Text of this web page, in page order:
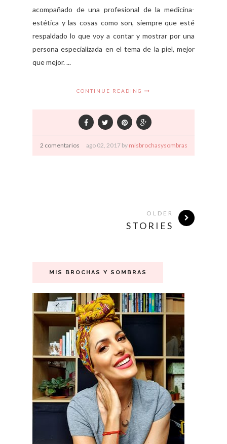
acompañado de una profesional de la medicina-
estética y las cosas como son, siempre que esté
respaldado lo que voy a contar y mostrar por una
persona especializada en el tema de la piel, mejor
que mejor. ...
CONTINUE READING
2 comentarios ago 02, 2017 by misbrochasysombras
OLDER
STORIES
MIS BROCHAS Y SOMBRAS